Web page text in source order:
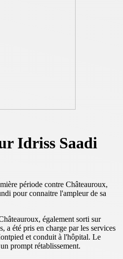
Idriss Saadi
période contre Châteauroux,
pour connaitre l'ampleur de sa
également sorti sur
a été pris en charge par les services
et conduit à l'hôpital. Le
prompt rétablissement.